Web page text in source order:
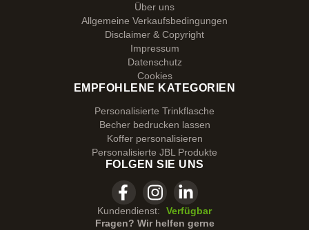
Über uns
Allgemeine Verkaufsbedingungen
Disclaimer & Copyright
Impressum
Datenschutz
Cookies
EMPFOHLENE KATEGORIEN
Personalisierte Trinkflasche
Becher bedrucken lassen
Koffer personalisieren
Personalisierte JBL Produkte
FOLGEN SIE UNS
Kundendienst:
Verfügbar
Fragen? Wir helfen gerne